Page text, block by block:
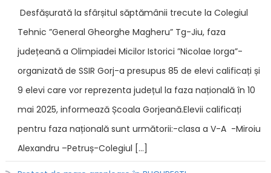
Desfășurată la sfârșitul săptămânii trecute la Colegiul
Tehnic ”General Gheorghe Magheru” Tg-Jiu, faza
județeană a Olimpiadei Micilor Istorici ”Nicolae Iorga”-
organizată de SSIR Gorj-a presupus 85 de elevi calificați și
9 elevi care vor reprezenta județul la faza națională în 10
mai 2025, informează Școala Gorjeană.Elevii calificați
pentru faza națională sunt următorii:-clasa a V-A -Miroiu
Alexandru –Petruș-Colegiul […]